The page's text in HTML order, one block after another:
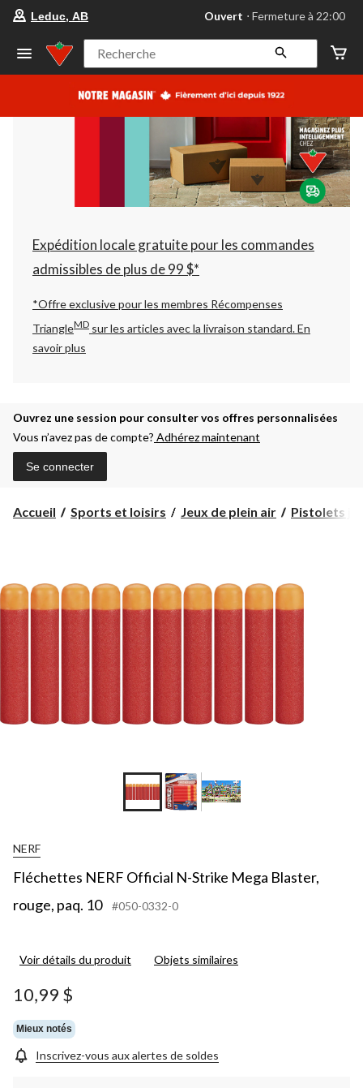
votre
préféré
Leduc,
AB,
courament
Fermeture
à
22:00
cliquer
pour
changer
Leduc, AB Ouvert ⋅ Fermeture à 22:00
Recherche
Expédition locale gratuite pour les commandes
admissibles de plus de 99 $*
*Offre exclusive pour les membres Récompenses
TriangleMD sur les articles avec la livraison standard.En
savoir plus
Ouvrez une session pour consulter vos offres personnalisées
Vous n’avez pas de compte? Adhérez maintenant
Se connecter
Accueil Sports et loisirs Jeux de plein air Pistolets
NERF
Fléchettes NERF Official N-Strike Mega Blaster,
rouge, paq. 10
#050-0332-0
Voir détails du produit Objets similaires
10,99 $
Mieux notés
Inscrivez-vous aux alertes de soldes